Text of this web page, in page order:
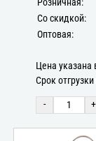
Со скидкой:
Оптовая:
Цена указана
Срок
- +